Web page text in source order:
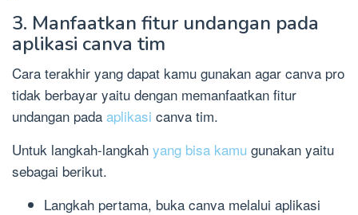
3. Manfaatkan fitur undangan pada
aplikasi canva tim
Cara terakhir yang dapat kamu gunakan agar canva pro
tidak berbayar yaitu dengan memanfaatkan fitur
undangan pada aplikasi canva tim.
Untuk langkah-langkah yang bisa kamu gunakan yaitu
sebagai berikut.
Langkah pertama, buka canva melalui aplikasi